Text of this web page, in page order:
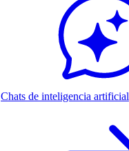
Chats de inteligencia artificial